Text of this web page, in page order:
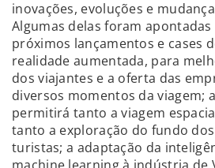
inovações, evoluções e
Algumas delas foram
próximos lançamentos e cases
realidade aumentada, para
dos viajantes e a oferta das
diversos momentos da viagem;
permitirá tanto a viagem
tanto a exploração do fundo
turistas; a adaptação da